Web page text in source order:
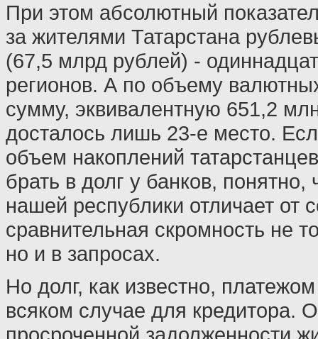
При этом абсолютный
за жителями Татарстана
(67,5 млрд рублей) -
регионов. А по объему
сумму, эквивалентную 651,2
досталось лишь 23-е место.
объем накоплений
брать в долг у банков, понятно,
нашей республики отличает от
сравнительная скромность не
но и в запросах.
Но долг, как известно,
всяком случае для кредитора.